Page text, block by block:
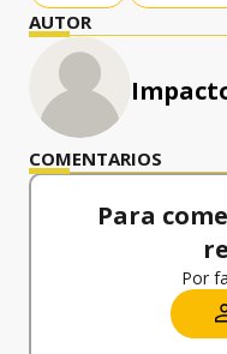
AUTOR
COMENTARIOS
Para
Por